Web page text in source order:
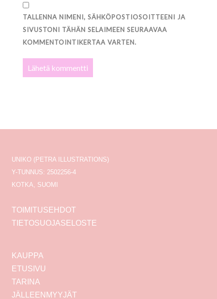
TALLENNA NIMENI, SÄHKÖPOSTIOSOITTEENI JA
SIVUSTONI TÄHÄN SELAIMEEN SEURAAVAA
KOMMENTOINTIKERTAA VARTEN.
UNIKO (PETRA ILLUSTRATIONS)
Y-TUNNUS: 2502256-4
KOTKA, SUOMI
TOIMITUSEHDOT
TIETOSUOJASELOSTE
KAUPPA
ETUSIVU
TARINA
JÄLLEENMYYJÄT